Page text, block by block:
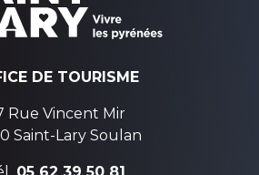
DE TOURISME
Rue Vincent Mir
Saint-Lary Soulan
05 62 39 50 81